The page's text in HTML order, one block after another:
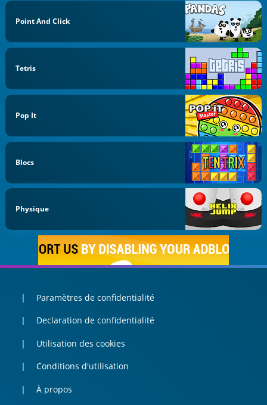
Point And Click
Tetris
Pop It
Blocs
Physique
Paramètres de confidentialité
Declaration de confidentialité
Utilisation des cookies
Conditions d'utilisation
À propos